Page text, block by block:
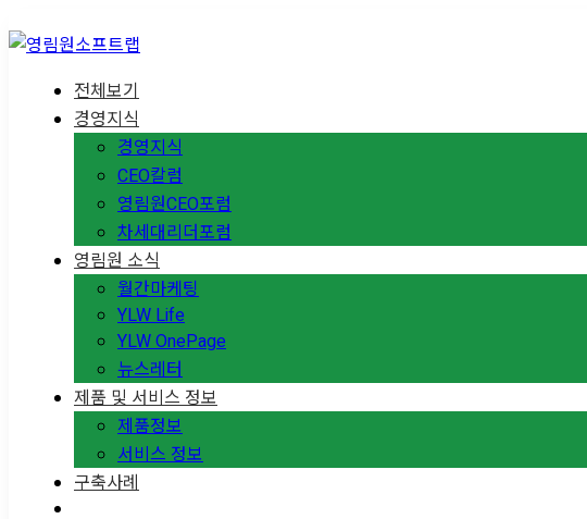
전체보기
경영지식
경영지식
CEO칼럼
영림원CEO포럼
차세대리더포럼
영림원 소식
월간마케팅
YLW Life
YLW OnePage
뉴스레터
제품 및 서비스 정보
제품정보
서비스 정보
구축사례